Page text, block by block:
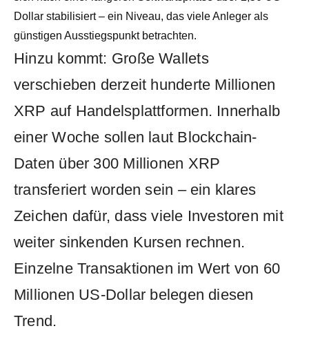
Dollar stabilisiert – ein Niveau, das viele Anleger als
günstigen Ausstiegspunkt betrachten.
Hinzu kommt: Große Wallets
verschieben derzeit hunderte Millionen
XRP auf Handelsplattformen. Innerhalb
einer Woche sollen laut Blockchain-
Daten über 300 Millionen XRP
transferiert worden sein – ein klares
Zeichen dafür, dass viele Investoren mit
weiter sinkenden Kursen rechnen.
Einzelne Transaktionen im Wert von 60
Millionen US-Dollar belegen diesen
Trend.